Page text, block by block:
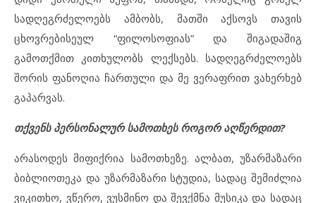
სადღეგრძელოებს ამბობს, მათში აქსოვს თავის
ცხოვრებისეულ “ფილოსოფიას” და შიგადაშიგ
გამოთქმით კითხულობს ლექსებს. სადღეგრძელოებს
შორის ფანოღია ჩართული და მე ვერაფრით ვახერხებ
გაპარვას.
თქვენს პერსონალურ სამოთხეს როგორ აღწერდით?
არასოდეს მიფიქრია სამოთხეზე. ალბათ, უზარმაზარი
ბიბლიოთეკა და უზარმაზარი სტუდია, სადაც შემიძლია
ვიკითხო, ვწერო, ვუსმინო და შევქმნა მუსიკა და სადაც